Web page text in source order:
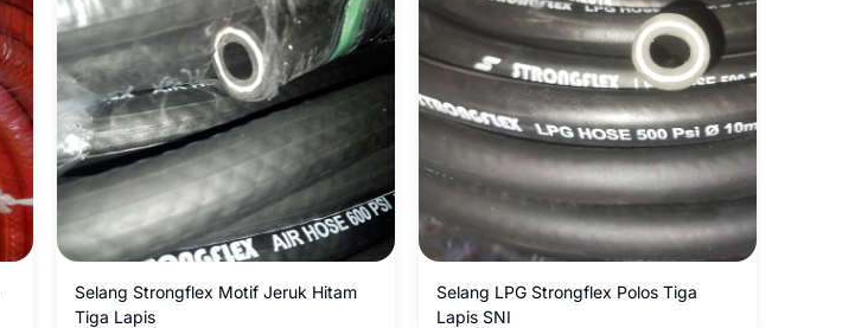
Selang Strongflex Motif Jeruk Hitam
Tiga Lapis
Selang LPG Strongflex Polos Tiga
Lapis SNI